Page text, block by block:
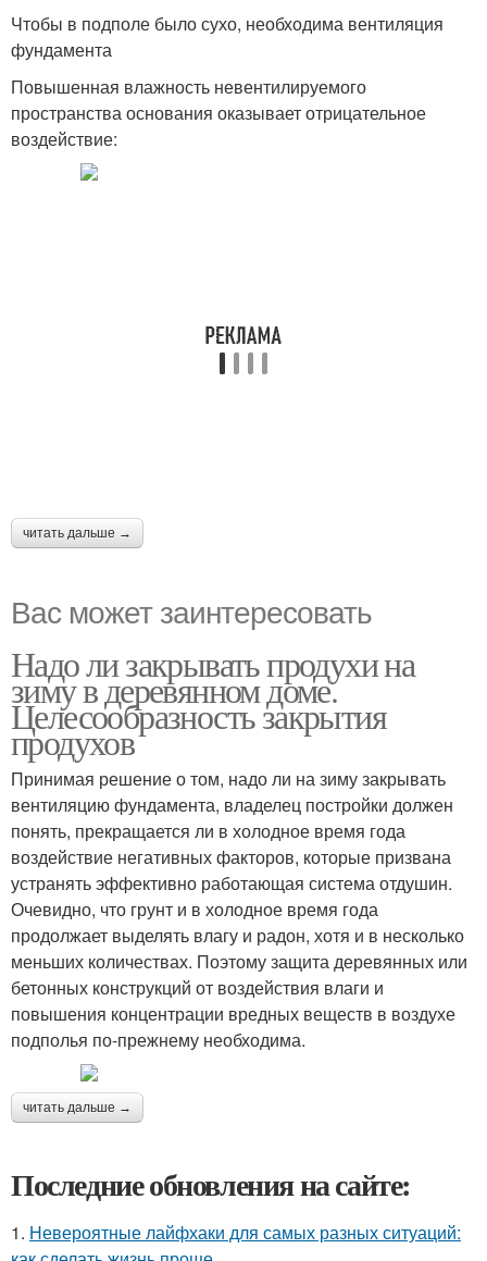
Чтобы в подполе было сухо, необходима вентиляция
фундамента
Повышенная влажность невентилируемого
пространства основания оказывает отрицательное
воздействие:
читать дальше →
Вас может заинтересовать
Надо ли закрывать продухи на
зиму в деревянном доме.
Целесообразность закрытия
продухов
Принимая решение о том, надо ли на зиму закрывать
вентиляцию фундамента, владелец постройки должен
понять, прекращается ли в холодное время года
воздействие негативных факторов, которые призвана
устранять эффективно работающая система отдушин.
Очевидно, что грунт и в холодное время года
продолжает выделять влагу и радон, хотя и в несколько
меньших количествах. Поэтому защита деревянных или
бетонных конструкций от воздействия влаги и
повышения концентрации вредных веществ в воздухе
подполья по-прежнему необходима.
читать дальше →
Последние обновления на сайте:
1. Невероятные лайфхаки для самых разных ситуаций: